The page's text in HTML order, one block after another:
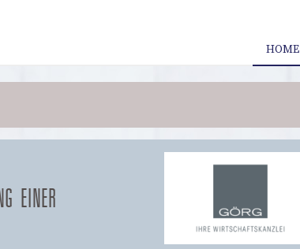
HOME
EINER